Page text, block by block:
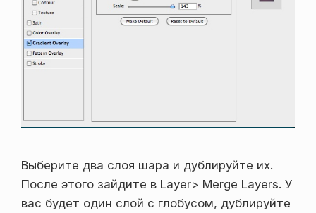
Выберите два слоя шара и дублируйте их.
После этого зайдите в Layer> Merge Layers. У
вас будет один слой с глобусом, дублируйте